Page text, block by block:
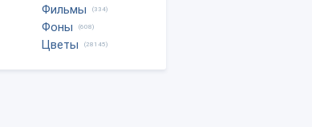
Фильмы (334)
Фоны (608)
Цветы (28145)